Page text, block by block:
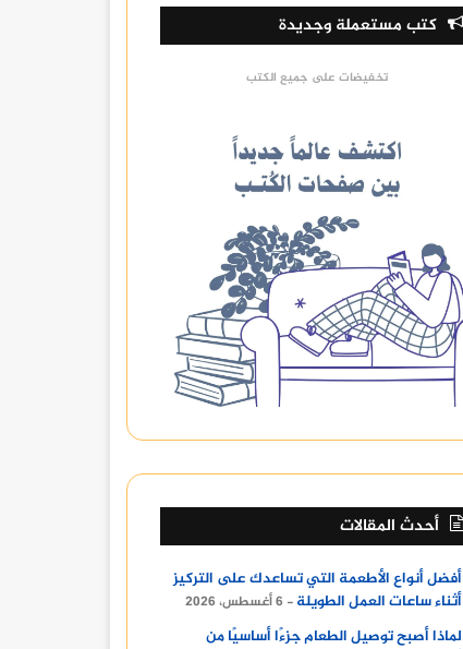
كتب مستعملة وجديدة
تخفيضات على جميع الكتب
أحدث المقالات
أفضل أنواع الأطعمة التي تساعدك على التركيز
أثناء ساعات العمل الطويلة
6 أغسطس، 2026
لماذا أصبح توصيل الطعام جزءًا أساسيًا من